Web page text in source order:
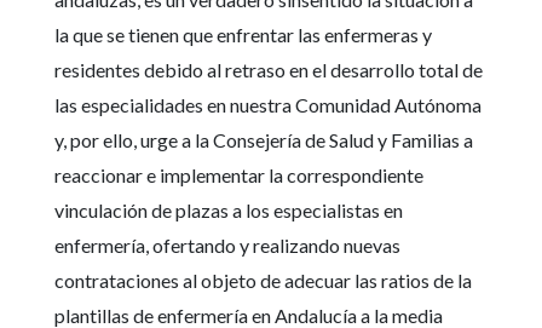
la que se tienen que enfrentar las enfermeras y
residentes debido al retraso en el desarrollo total de
las especialidades en nuestra Comunidad Autónoma
y, por ello, urge a la Consejería de Salud y Familias a
reaccionar e implementar la correspondiente
vinculación de plazas a los especialistas en
enfermería, ofertando y realizando nuevas
contrataciones al objeto de adecuar las ratios de la
plantillas de enfermería en Andalucía a la media